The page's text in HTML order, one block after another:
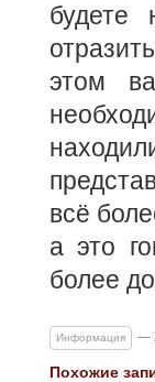
будете
этом
всё
а это
более
Информация —
Похожие